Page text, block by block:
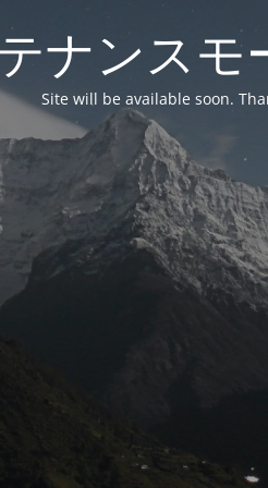
ナンスモ
Site will be available soon.